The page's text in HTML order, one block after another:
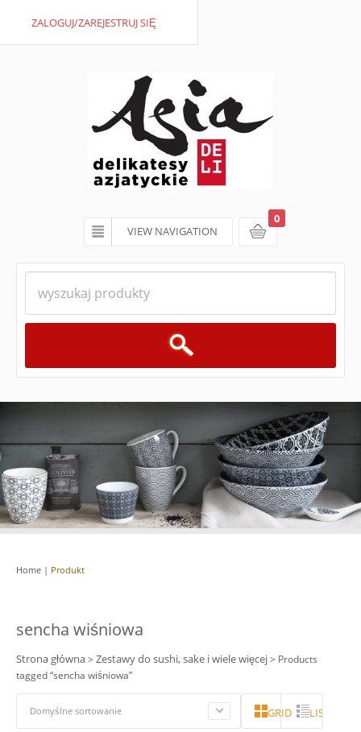
VIEW NAVIGATION
ZALOGUJ/ZAREJESTRUJ SIĘ
koszyk
0
Home | Produkt
sencha wiśniowa
Strona główna> Zestawy do sushi, sake i wiele więcej> Products
tagged “sencha wiśniowa”
Domyślne sortowanie GRID LISTA